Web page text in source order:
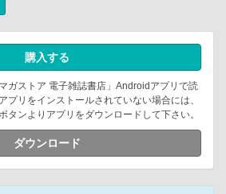
購入する
ガストア 電子雑誌書店」Androidアプリで読
プリをインストールされていない場合には、
タンよりアプリをダウンロードして下さい。
ダウンロード